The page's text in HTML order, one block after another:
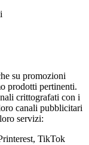
su promozioni
prodotti pertinenti.
crittografati con i
canali pubblicitari
servizi:
TikTok